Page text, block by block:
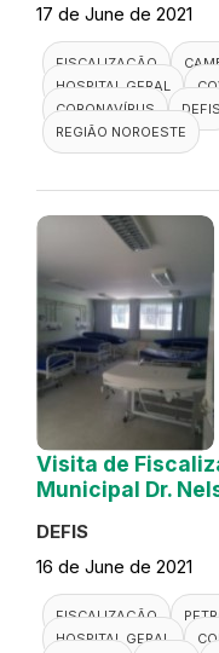
17 de June de 2021
FISCALIZAÇÃO
HOSPITAL GERAL
CORONAVÍRUS
DEFIS
REGIÃO NOROESTE
Visita de
Municipal Dr.
DEFIS
16 de June de 2021
FISCALIZAÇÃO
HOSPITAL GERAL